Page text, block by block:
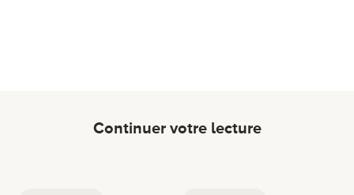
Continuer votre lecture